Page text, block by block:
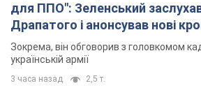
для ППО": Зеленський
Драпатого і анонсував нові
Зокрема, він обговорив з головкомом
українській армії
3 часа назад 2,5 т.